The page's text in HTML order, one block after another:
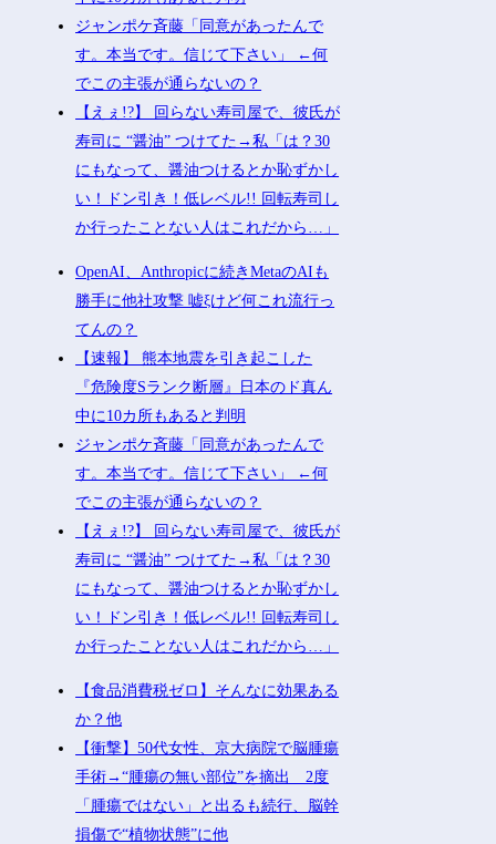
ジャンポケ斉藤「同意があったんで
す。本当です。信じて下さい」 ←何
でこの主張が通らないの？
【えぇ!?】 回らない寿司屋で、彼氏が
寿司に “醤油” つけてた→私「は？30
にもなって、醤油つけるとか恥ずかし
い！ドン引き！低レベル!! 回転寿司し
か行ったことない人はこれだから…」
OpenAI、Anthropicに続きMetaのAIも
勝手に他社攻撃 嘘ξけど何これ流行っ
てんの？
【速報】 熊本地震を引き起こした
『危険度Sランク断層』日本のド真ん
中に10カ所もあると判明
ジャンポケ斉藤「同意があったんで
す。本当です。信じて下さい」 ←何
でこの主張が通らないの？
【えぇ!?】 回らない寿司屋で、彼氏が
寿司に “醤油” つけてた→私「は？30
にもなって、醤油つけるとか恥ずかし
い！ドン引き！低レベル!! 回転寿司し
か行ったことない人はこれだから…」
【食品消費税ゼロ】そんなに効果ある
か？他
【衝撃】50代女性、京大病院で脳腫瘍
手術→“腫瘍の無い部位”を摘出 2度
「腫瘍ではない」と出るも続行、脳幹
損傷で“植物状態”に他